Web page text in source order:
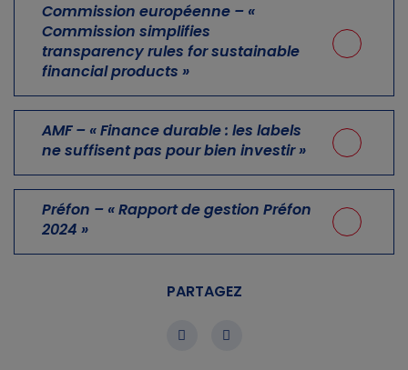
Commission européenne – «
Commission simplifies
transparency rules for sustainable
financial products »
AMF – « Finance durable : les labels
ne suffisent pas pour bien investir »
Préfon – « Rapport de gestion Préfon
2024 »
PARTAGEZ